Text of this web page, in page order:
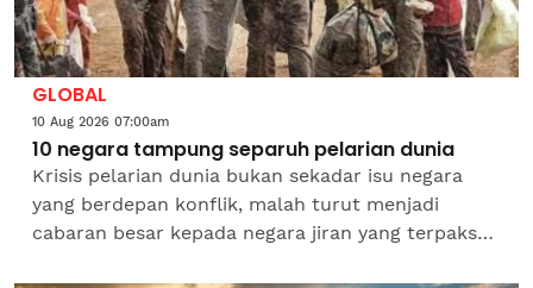
GLOBAL
10 Aug 2026 07:00am
10 negara tampung separuh pelarian dunia
Krisis pelarian dunia bukan sekadar isu negara
yang berdepan konflik, malah turut menjadi
cabaran besar kepada negara jiran yang terpaksa